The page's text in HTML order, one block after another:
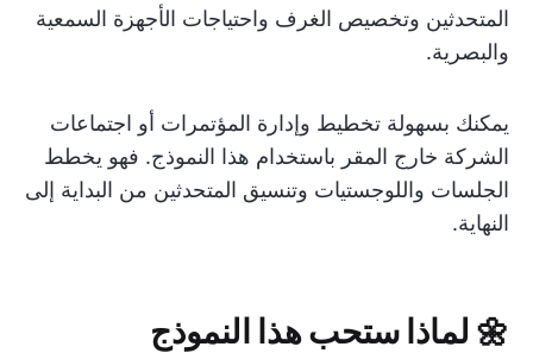
المتحدثين وتخصيص الغرف واحتياجات الأجهزة السمعية
والبصرية.
يمكنك بسهولة تخطيط وإدارة المؤتمرات أو اجتماعات
الشركة خارج المقر باستخدام هذا النموذج. فهو يخطط
الجلسات واللوجستيات وتنسيق المتحدثين من البداية إلى
النهاية.
🌼 لماذا ستحب هذا النموذج